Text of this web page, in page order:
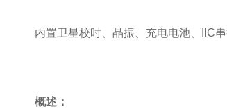
内置卫星校时、晶振、充电电池、IIC
概述：